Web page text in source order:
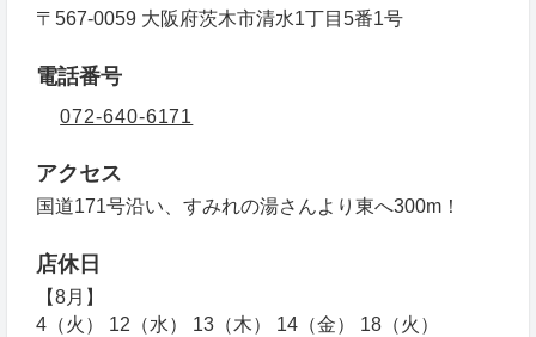
〒567-0059 大阪府茨木市清水1丁目5番1号
電話番号
072-640-6171
アクセス
国道171号沿い、すみれの湯さんより東へ300m！
店休日
【8月】
4（火） 12（水） 13（木） 14（金） 18（火）